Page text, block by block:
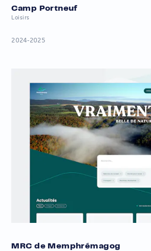
Camp Portneuf
Loisirs
2024-2025
MRC de Memphrémagog